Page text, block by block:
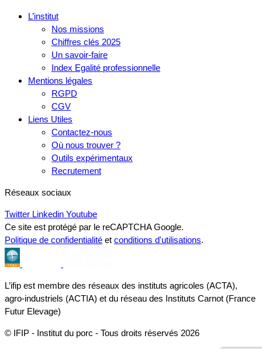
L’institut
Nos missions
Chiffres clés 2025
Un savoir-faire
Index Egalité professionnelle
Mentions légales
RGPD
CGV
Liens Utiles
Contactez-nous
Où nous trouver ?
Outils expérimentaux
Recrutement
Réseaux sociaux
Twitter Linkedin Youtube
Ce site est protégé par le reCAPTCHA Google.
Politique de confidentialité et conditions d'utilisations.
L’ifip est membre des réseaux des instituts agricoles (ACTA),
agro-industriels (ACTIA) et du réseau des Instituts Carnot (France
Futur Elevage)
© IFIP - Institut du porc - Tous droits réservés 2026